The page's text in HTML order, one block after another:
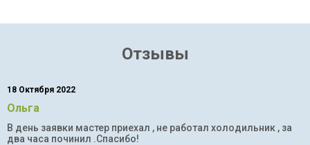
Отзывы
18 Октября 2022
Ольга
В день заявки мастер приехал , не работал холодильник , за
два часа починил .Спасибо!